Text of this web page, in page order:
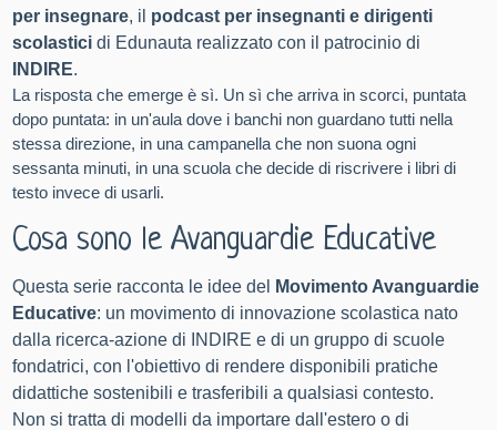
per insegnare, il podcast per insegnanti e dirigenti
scolasticidi Edunauta realizzato con il patrocinio di
INDIRE.
La risposta che emerge è sì. Un sì che arriva in scorci, puntata
dopo puntata: in un'aula dove i banchi non guardano tutti nella
stessa direzione, in una campanella che non suona ogni
sessanta minuti, in una scuola che decide di riscrivere i libri di
testo invece di usarli.
Cosa sono le Avanguardie Educative
Questa serie racconta le idee del
Movimento Avanguardie
Educative: un movimento di innovazione scolastica nato
dalla ricerca-azione di INDIRE e di un gruppo di scuole
fondatrici, con l'obiettivo di rendere disponibili pratiche
didattiche sostenibili e trasferibili a qualsiasi contesto.
Non si tratta di modelli da importare dall'estero o di